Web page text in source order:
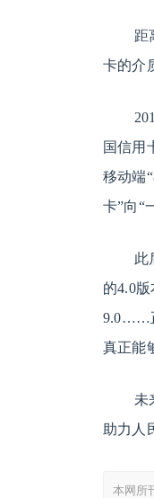
距
卡的介
国信用
移动端
卡”向“
此
的4.0
9.0……
真正能
未
助力人
本网所